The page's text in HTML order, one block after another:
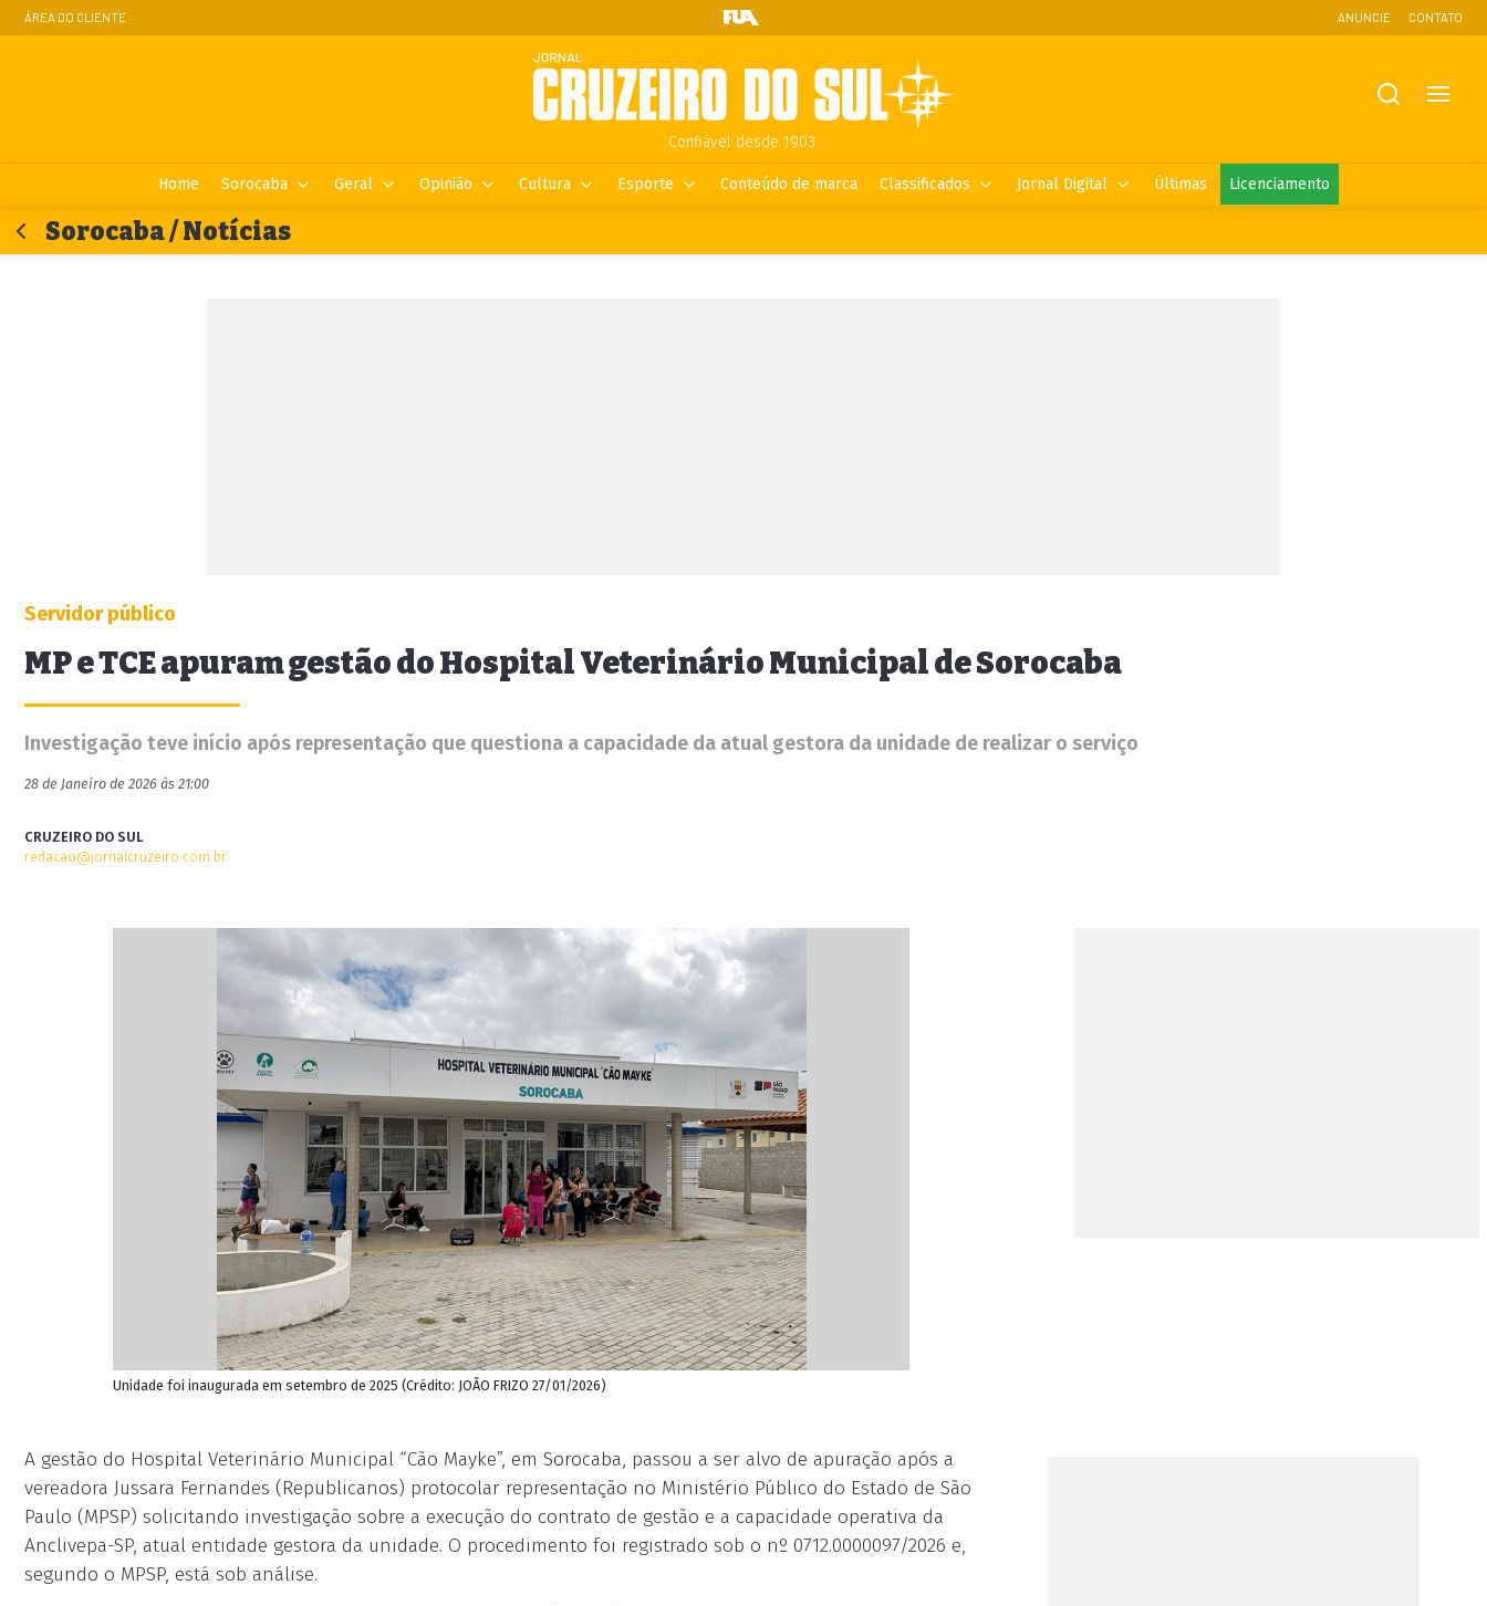
ÁREA DO CLIENTE ANUNCIE CONTATO
Confiável desde 1903.
Home Sorocaba Geral Opinião Cultura Esporte Conteúdo de marca Classificados Jornal Digital Últimas Licenciamento
Sorocaba / Notícias
Servidor público
MP e TCE apuram gestão do Hospital Veterinário Municipal de Sorocaba
Investigação teve início após representação que questiona a capacidade da atual gestora da unidade de realizar o serviço
28 de Janeiro de 2026 às 21:00
CRUZEIRO DO SUL
redacao@jornalcruzeiro.com.br
Unidade foi inaugurada em setembro de 2025 (Crédito: JOÃO FRIZO 27/01/2026)
A gestão do Hospital Veterinário Municipal “Cão Mayke”, em Sorocaba, passou a ser alvo de apuração após a
vereadora Jussara Fernandes (Republicanos) protocolar representação no Ministério Público do Estado de São
Paulo (MPSP) solicitando investigação sobre a execução do contrato de gestão e a capacidade operativa da
Anclivepa-SP, atual entidade gestora da unidade. O procedimento foi registrado sob o nº 0712.0000097/2026 e,
segundo o MPSP, está sob análise.